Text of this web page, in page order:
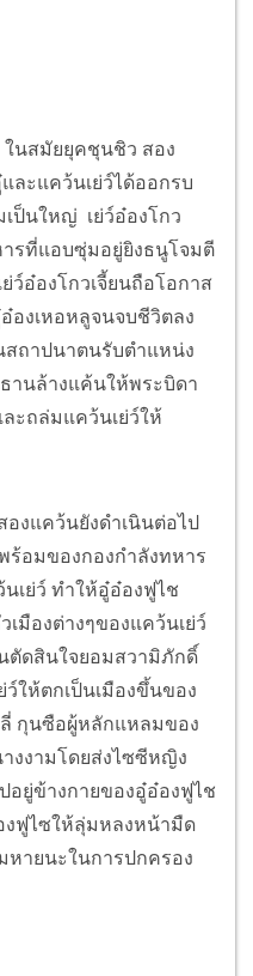
ในสมัยยุคชุนชิว สอง
ละแคว้นเย่ว์ได้ออกรบ
ป็นใหญ่ เย่ว์อ๋องโกว
ารที่แอบซุ่มอยู่ยิงธนูโจมตี
ว์อ๋องโกวเจี้ยนถือโอกาส
องเหอหลูจนจบชีวิตลง
สถาปนาตนรับตำแหน่ง
านล้างแค้นให้พระบิดา
ละถล่มแคว้นเย่ว์ให้
งแคว้นยังดำเนินต่อไป
ร้อมของกองกำลังทหาร
เย่ว์ ทำให้อู๋อ๋องฟูไช
มืองต่างๆของแคว้นเย่ว์
ตัดสินใจยอมสวามิภักดิ์
ให้ตกเป็นเมืองขึ้นของ
กุนซือผู้หลักแหลมของ
งงามโดยส่งไซซีหญิง
อยู่ข้างกายของอู๋อ๋องฟูไช
งฟูไซให้ลุ่มหลงหน้ามืด
หายนะในการปกครอง